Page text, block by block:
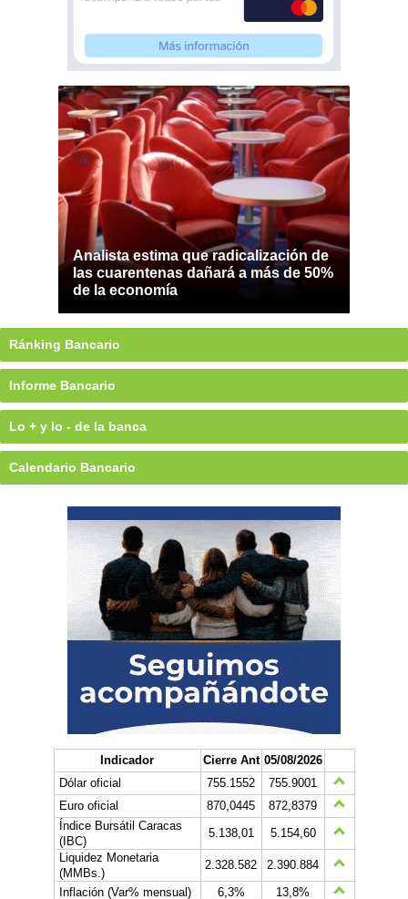
Analista estima que radicalización de
las cuarentenas dañará a más de 50%
de la economía
Ránking Bancario
Informe Bancario
Lo + y lo - de la banca
Calendario Bancario
Indicador Cierre Ant 05/08/2026
Dólar oficial
755.1552
755.9001
Euro oficial
870,0445
872,8379
Índice Bursátil Caracas
(IBC)
5.138,01
5.154,60
Liquidez Monetaria
(MMBs.)
2.328.582
2.390.884
Inflación (Var% mensual)
6,3%
13,8%